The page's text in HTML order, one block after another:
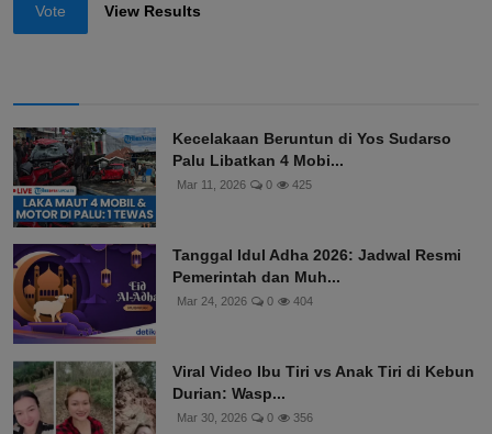
Vote View Results
Kecelakaan Beruntun di Yos Sudarso
Palu Libatkan 4 Mobi...
Mar 11, 2026 0 425
Tanggal Idul Adha 2026: Jadwal Resmi
Pemerintah dan Muh...
Mar 24, 2026 0 404
Viral Video Ibu Tiri vs Anak Tiri di Kebun
Durian: Wasp...
Mar 30, 2026 0 356